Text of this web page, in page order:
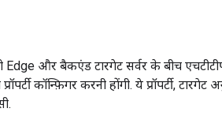
और बैकएंड टारगेट सर्वर के बीच
प्रॉपर्टी कॉन्फ़िगर करनी होंगी. ये प्रॉपर्टी,